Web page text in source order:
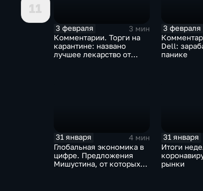
11
3 февраля
3 мин
Комментарии. Торги на
карантине: названо
лучшее лекарство от
3 февраля
Dell:
панике
31 января
4 мин
Глобальная экономика в
цифре. Предложения
Мишустина, от которых
31 января
Итоги
рынки